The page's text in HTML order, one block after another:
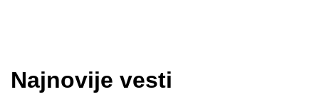
Najnovije vesti